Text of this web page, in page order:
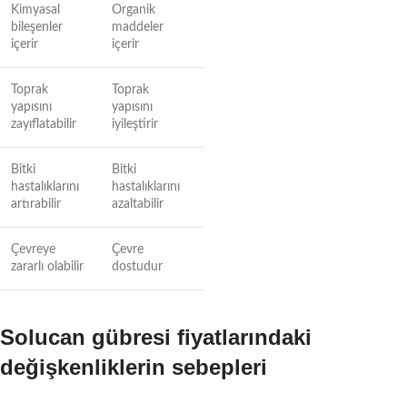
Kimyasal
bileşenler
içerir
Organik
maddeler
içerir
Toprak
yapısını
zayıflatabilir
Toprak
yapısını
iyileştirir
Bitki
hastalıklarını
artırabilir
Bitki
hastalıklarını
azaltabilir
Çevreye
zararlı olabilir
Çevre
dostudur
Solucan gübresi fiyatlarındaki
değişkenliklerin sebepleri